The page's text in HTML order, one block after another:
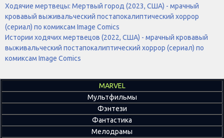
Ходячие мертвецы: Мертвый город (2023, США) - мрачный
кровавый выживальческий постапокалиптический хоррор
(сериал) по комиксам Image Comics
Истории ходячих мертвецов (2022, США) - мрачный кровавый
выживальческий постапокалиптический хоррор (сериал) по
комиксам Image Comics
MARVEL
Мультфильмы
Фэнтези
Фантастика
Мелодрамы